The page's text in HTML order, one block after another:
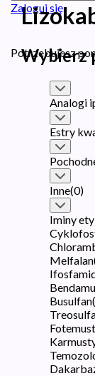
Zaloguj się
Potrzebujesz
Wybierz
Analogi
Estry
Inne(0)
Iminy
Melfalan
Busulfan(